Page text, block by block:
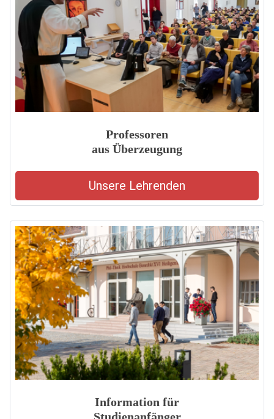
Professoren
aus Überzeugung
Unsere Lehrenden
Information für